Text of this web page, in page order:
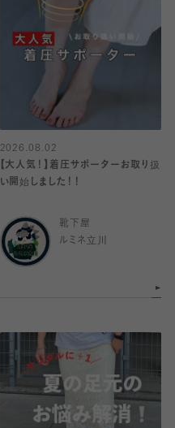
2026.08.02
【大人気！】着圧サポーターお取り扱
い開始しました！！
靴下屋
ルミネ立川